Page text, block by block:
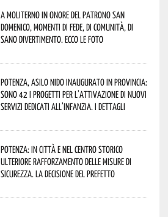
A Moliterno in onore del Patrono San
Domenico, momenti di fede, di comunità, di
sano divertimento. Ecco le foto
Potenza, asilo nido inaugurato in provincia:
sono 42 i progetti per l’attivazione di nuovi
servizi dedicati all’infanzia. I dettagli
Potenza: in città e nel centro storico
ulteriore rafforzamento delle misure di
sicurezza. La decisione del Prefetto